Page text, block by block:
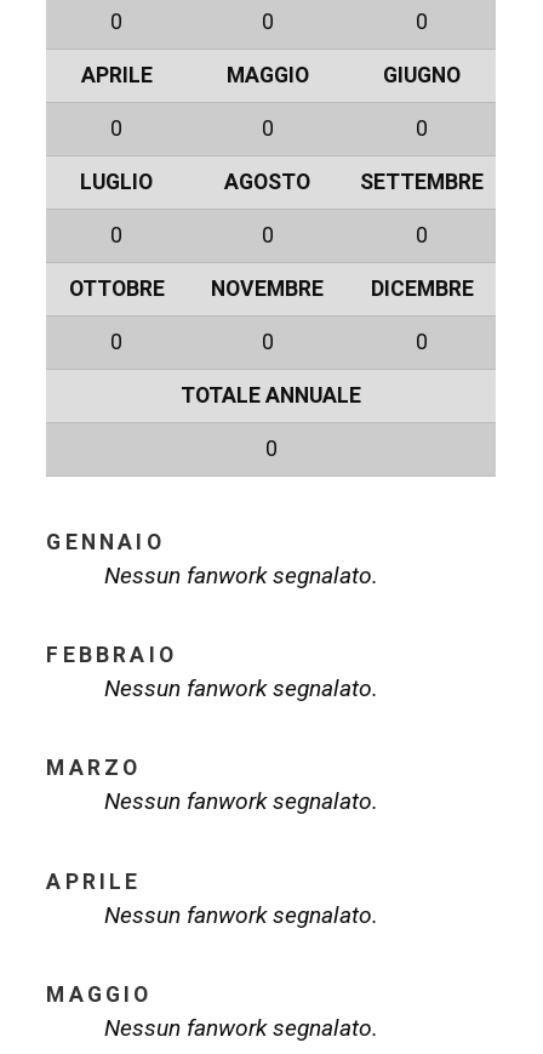
0 0 0
APRILE MAGGIO GIUGNO
0 0 0
LUGLIO AGOSTO SETTEMBRE
0 0 0
OTTOBRE NOVEMBRE DICEMBRE
0 0 0
TOTALE ANNUALE
0
GENNAIO
Nessun fanwork segnalato.
FEBBRAIO
Nessun fanwork segnalato.
MARZO
Nessun fanwork segnalato.
APRILE
Nessun fanwork segnalato.
MAGGIO
Nessun fanwork segnalato.